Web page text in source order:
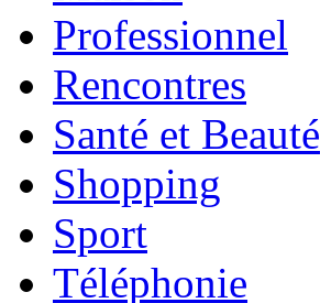
Professionnel
Rencontres
Santé et Beauté
Shopping
Sport
Téléphonie